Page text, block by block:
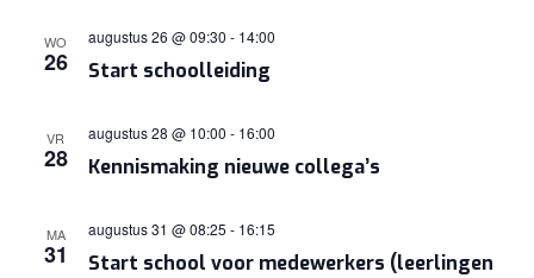
WO
26 Start schoolleiding
augustus 26 @ 09:30 - 14:00
VR
28 Kennismaking nieuwe collega’s
augustus 28 @ 10:00 - 16:00
MA
31
Start school voor medewerkers (leerlingen
augustus 31 @ 08:25 - 16:15